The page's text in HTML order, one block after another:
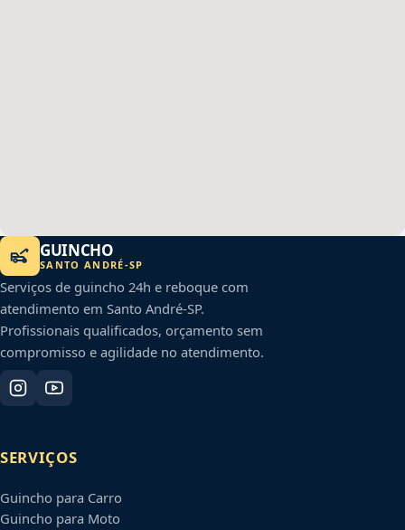
GUINCHO
SANTO ANDRÉ-SP
Serviços de guincho 24h e reboque com
atendimento em Santo André-SP.
Profissionais qualificados, orçamento sem
compromisso e agilidade no atendimento.
SERVIÇOS
Guincho para Carro
Guincho para Moto